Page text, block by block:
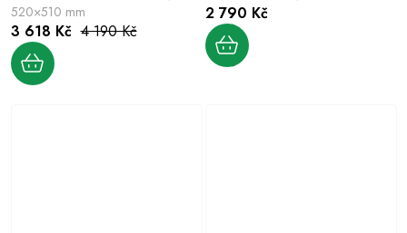
520×510 mm
3 618 Kč 4 190 Kč
2 790 Kč